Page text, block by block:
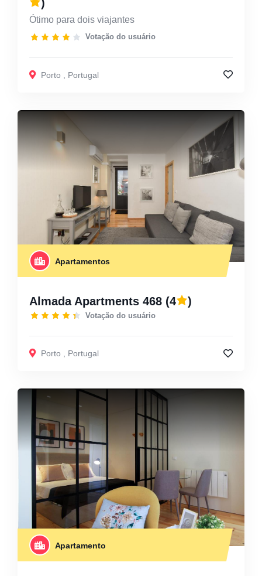
)
Ótimo para dois viajantes
Votação do usuário
Porto Portugal
Apartamentos
Almada Apartments 468 (4 )
Votação do usuário
Porto , Portugal
Apartamento